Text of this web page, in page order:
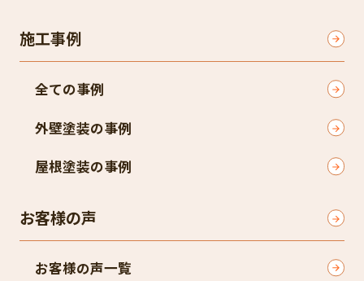
施工事例
全ての事例
外壁塗装の事例
屋根塗装の事例
お客様の声
お客様の声一覧